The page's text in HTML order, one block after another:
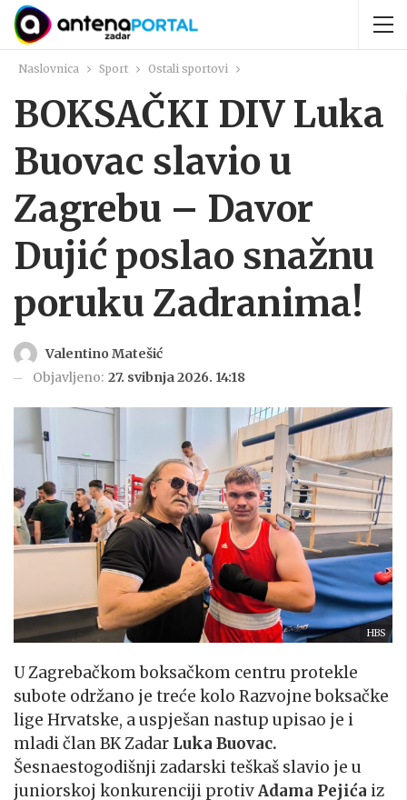
Naslovnica Sport Ostali sportovi
BOKSAČKI DIV Luka
Buovac slavio u
Zagrebu – Davor
Dujić poslao snažnu
poruku Zadranima!
Valentino Matešić
Objavljeno: 27. svibnja 2026. 14:18
HBS
U Zagrebačkom boksačkom centru protekle
subote održano je treće kolo Razvojne boksačke
lige Hrvatske, a uspješan nastup upisao je i
mladi član BK Zadar Luka Buovac.
Šesnaestogodišnji zadarski teškaš slavio je u
juniorskoj konkurenciji protivAdama Pejića iz